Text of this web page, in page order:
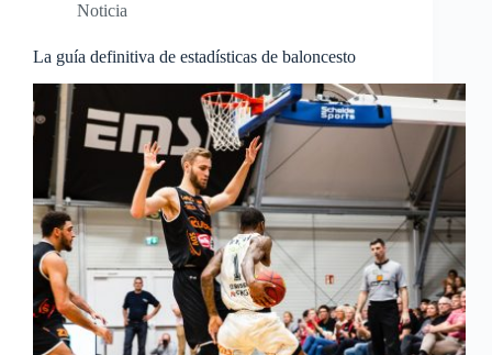
Noticia
La guía definitiva de estadísticas de baloncesto